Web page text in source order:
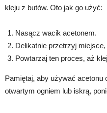
kleju z butów. Oto jak go użyć:
Nasącz wacik acetonem.
Delikatnie przetrzyj
Powtarzaj ten proces, aż
Pamiętaj, aby używać acetonu
otwartym ogniem lub iskrą,